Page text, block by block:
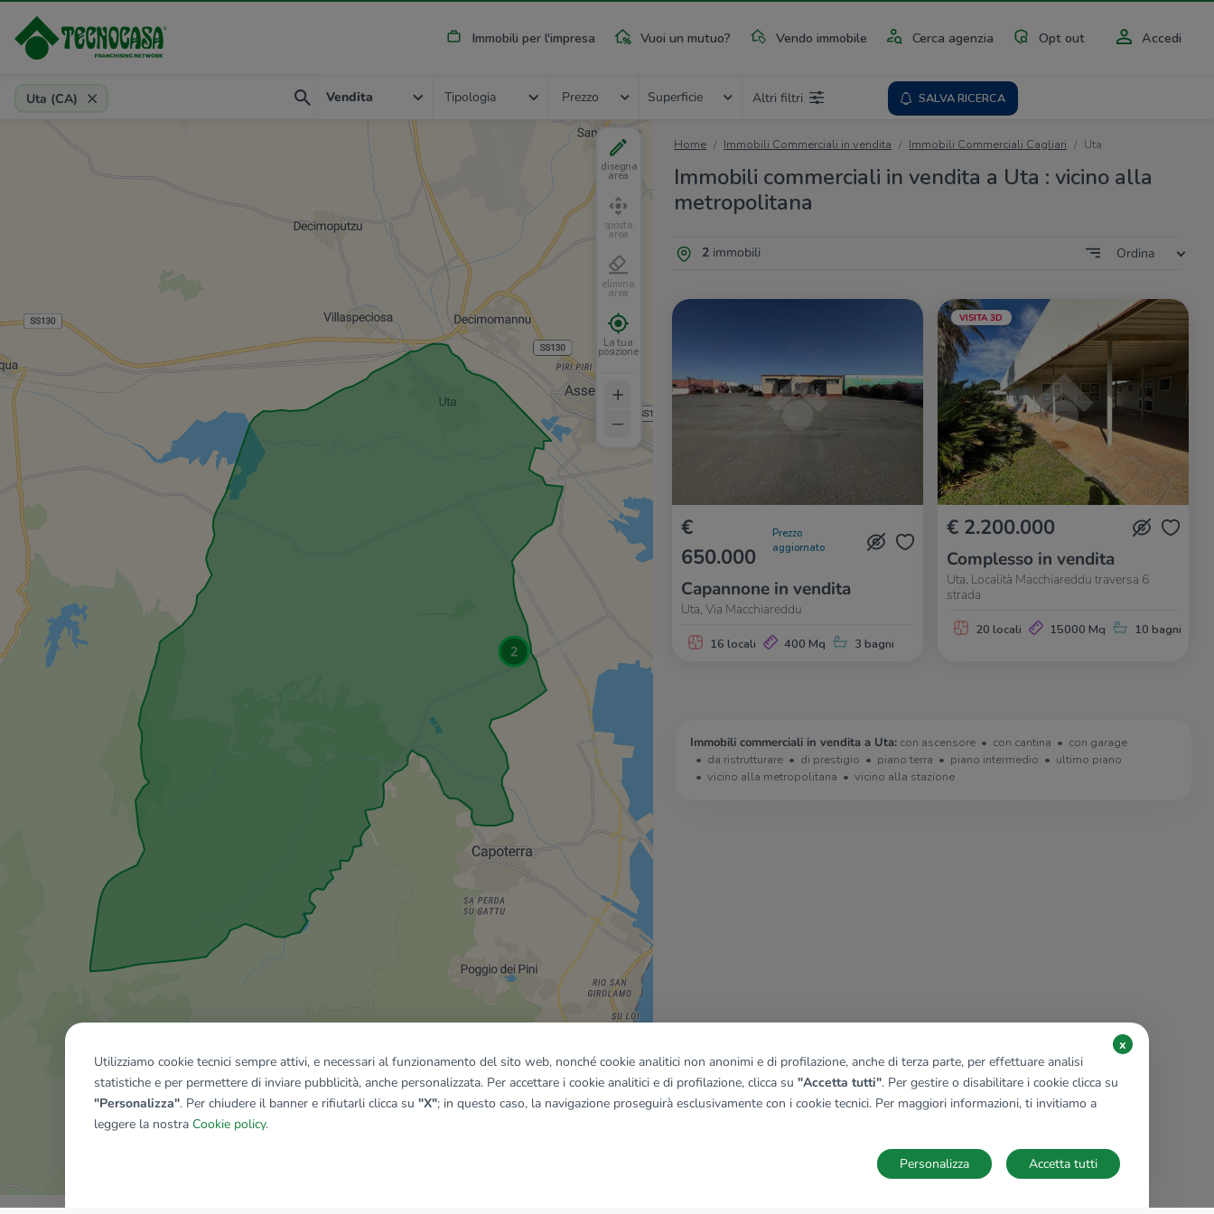
Immobili per l'impresa Vuoi un mutuo? Vendo immobile Cerca agenzia Opt out Accedi
Provincia, comune, zona, riferimento
Uta (CA) Vendita Tipologia Prezzo Superficie Altri filtri SALVA RICERCA
Home Immobili Commerciali in vendita Immobili Commerciali Cagliari Uta
Immobili commerciali in vendita a Uta : vicino alla
metropolitana
2immobili Ordina
€
650.000
Prezzo
aggiornato
Capannone in vendita
Uta, Via Macchiareddu
16 locali 400 Mq 3 bagni
VISITA 3D
€ 2.200.000
Complesso in vendita
Uta, Località Macchiareddu traversa 6
strada
20 locali 15000 Mq 10 bagni
Immobili commerciali in vendita a Uta: con ascensore con cantina
con garage
da ristrutturare
di prestigio piano terra piano intermedio
ultimo piano
vicino alla metropolitana
vicino alla stazione
disegna
area
sposta
area
elimina
area
La tua
posizione
+
–
Mostra tutti gli immobili del riquadro
Utilizziamo cookie tecnici sempre attivi, e necessari al funzionamento del sito web, nonché cookie analitici non anonimi e di profilazione, anche di terza parte, per effettuare analisi
statistiche e per permettere di inviare pubblicità, anche personalizzata. Per accettare i cookie analitici e di profilazione, clicca su "Accetta tutti". Per gestire o disabilitare i cookie clicca su
"Personalizza". Per chiudere il banner e rifiutarli clicca su "X"; in questo caso, la navigazione proseguirà esclusivamente con i cookie tecnici. Per maggiori informazioni, ti invitiamo a
leggere la nostra Cookie policy.
x
Accetta tutti
Personalizza